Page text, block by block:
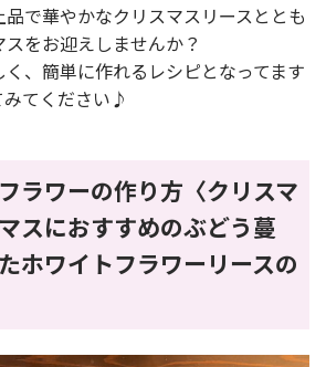
で華やかなクリスマスリースととも
をお迎えしませんか？
、簡単に作れるレシピとなってます
みてください♪
ラワーの作り方〈クリスマ
スにおすすめのぶどう蔓
ホワイトフラワーリースの